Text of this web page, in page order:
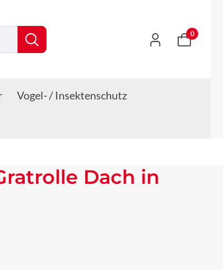
0
Vogel- / Insektenschutz
Dach in